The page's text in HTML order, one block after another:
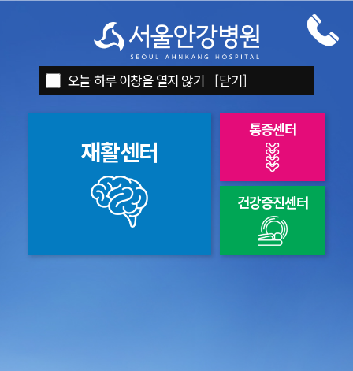
ENG العربي
재활센터
통증센터
건강증진센터
오늘 하루 이창을 열지 않기 [닫기]
오늘 하루 이창을 열지 않기 [닫기]
오늘 하루 이창을 열지 않기 [닫기]
오늘 하루 이창을 열지 않기 [닫기]